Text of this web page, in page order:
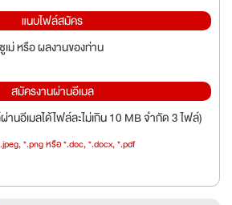
แนบไฟล์สมัคร
ม่ หรือ ผลงานของท่าน
สมัครงานผ่านอีเมล
นอีเมลได้ไฟล์ละไม่เกิน 10 MB จำกัด 3 ไฟล์)
*.png หรือ *.doc, *.docx, *.pdf